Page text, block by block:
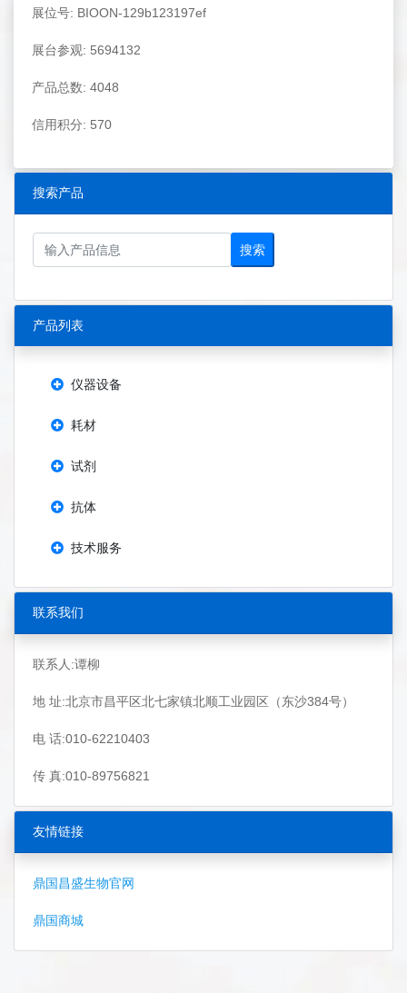
展位号: BIOON-129b123197ef
展台参观: 5694132
产品总数: 4048
信用积分: 570
搜索产品
搜索
产品列表
仪器设备
耗材
试剂
抗体
技术服务
联系我们
联系人:谭柳
地 址:北京市昌平区北七家镇北顺工业园区（东沙384号）
电 话:010-62210403
传 真:010-89756821
友情链接
鼎国昌盛生物官网
鼎国商城